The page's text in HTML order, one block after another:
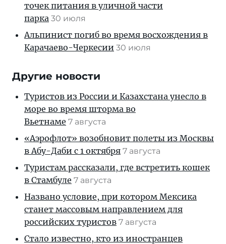
точек питания в уличной части
парка 30 июля
Альпинист погиб во время восхождения в
Карачаево-Черкесии 30 июля
Другие новости
Туристов из России и Казахстана унесло в
море во время шторма во
Вьетнаме 7 августа
«Аэрофлот» возобновит полеты из Москвы
в Абу-Даби с 1 октября 7 августа
Туристам рассказали, где встретить кошек
в Стамбуле 7 августа
Названо условие, при котором Мексика
станет массовым направлением для
российских туристов 7 августа
Стало известно, кто из иностранцев